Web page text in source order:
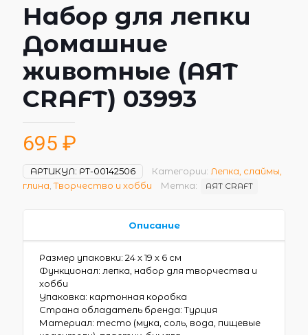
Набор для лепки
Домашние
животные (AЯT
CRAFT) 03993
695 ₽
АРТИКУЛ: РТ-00142506 Категории: Лепка, слаймы,
глина Творчество и хобби Метка: AЯT CRAFT
Описание
Размер упаковки: 24 х 19 х 6 см
Функционал: лепка, набор для творчества и
хобби
Упаковка: картонная коробка
Страна обладатель бренда: Турция
Материал: тесто (мука, соль, вода, пищевые